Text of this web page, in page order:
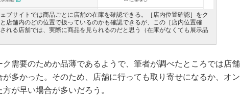
ブサイトでは商品ごとに店舗の在庫を確認できる。［店内位置確認］をク
店舗内のどの位置で扱っているのかも確認できるが、この［店内位置確
れる店舗では、実際に商品を見られるのだと思う（在庫がなくても展示品
需要のためか品薄であるようで、筆者が調べたところでは店舗
が多かった。そのため、店舗に行っても取り寄せになるか、オン
が早い場合が多いだろう。